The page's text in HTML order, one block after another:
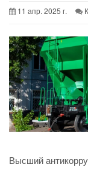
11 апр. 2025 г.
Высший